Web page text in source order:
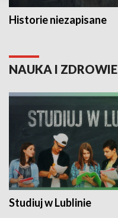
Historie niezapisane
NAUKA I ZDROWIE
Studiuj w Lublinie